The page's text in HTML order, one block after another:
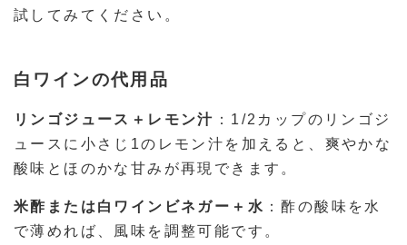
試してみてください。
白ワインの代用品
リンゴジュース＋レモン汁 ：1/2カップのリンゴジ
ュースに小さじ1のレモン汁を加えると、爽やかな
酸味とほのかな甘みが再現できます。
米酢または白ワインビネガー＋水 ：酢の酸味を水
で薄めれば、風味を調整可能です。